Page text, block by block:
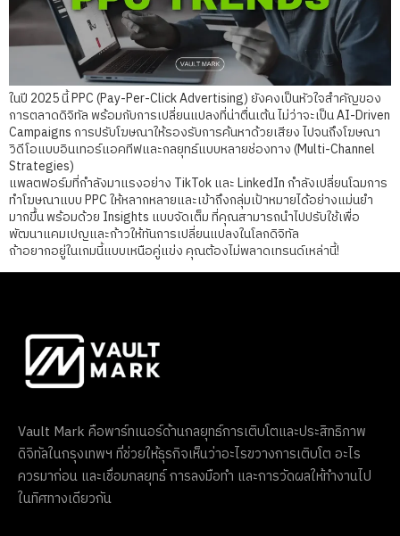
ในปี 2025 นี้ PPC (Pay-Per-Click Advertising) ยังคงเป็นหัวใจสำคัญของ
การตลาดดิจิทัล พร้อมกับการเปลี่ยนแปลงที่น่าตื่นเต้น ไม่ว่าจะเป็น AI-Driven
Campaigns การปรับโฆษณาให้รองรับการค้นหาด้วยเสียง ไปจนถึงโฆษณา
วิดีโอแบบอินเทอร์แอคทีฟและกลยุทธ์แบบหลายช่องทาง (Multi-Channel
Strategies)
แพลตฟอร์มที่กำลังมาแรงอย่าง TikTok และ LinkedIn กำลังเปลี่ยนโฉมการ
ทำโฆษณาแบบ PPC ให้หลากหลายและเข้าถึงกลุ่มเป้าหมายได้อย่างแม่นยำ
มากขึ้น พร้อมด้วย Insights แบบจัดเต็ม ที่คุณสามารถนำไปปรับใช้เพื่อ
พัฒนาแคมเปญและก้าวให้ทันการเปลี่ยนแปลงในโลกดิจิทัล
ถ้าอยากอยู่ในเกมนี้แบบเหนือคู่แข่ง คุณต้องไม่พลาดเทรนด์เหล่านี้!
Vault Mark คือพาร์ทเนอร์ด้านกลยุทธ์การเติบโตและประสิทธิภาพ
ดิจิทัลในกรุงเทพฯ ที่ช่วยให้ธุรกิจเห็นว่าอะไรขวางการเติบโต อะไร
ควรมาก่อน และเชื่อมกลยุทธ์ การลงมือทำ และการวัดผลให้ทำงานไป
ในทิศทางเดียวกัน